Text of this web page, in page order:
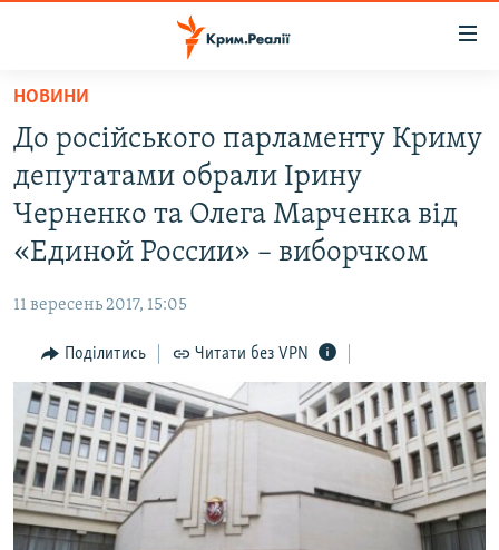
Перейти
основного
матеріалу
Перейти
основної
Перейти
пошуку
ВОДА.КРИМ
ВІДЕО ТА ФОТО
ПОЛІТИКА
ПОГЛЯД
ІНТЕРВ'Ю
ВСЕ ЗА ДЕНЬ
СПЕЦПРОЕКТИ
ДЕПОРТАЦІЯ
ВІДЕОУРОКИ «ELIFBE»
ЯК ОБІЙТИ БЛОКУВАННЯ
Русский
НОВИНИ
До російського парламенту Криму
депутатами обрали Ірину
Черненко та Олега Марченка від
«Единой России» – виборчком
11 вересень 2017, 15:05
Поділитись Читати без VPN